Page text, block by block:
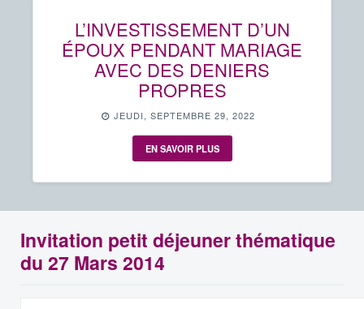
L’INVESTISSEMENT D’UN
ÉPOUX PENDANT MARIAGE
AVEC DES DENIERS
PROPRES
JEUDI, SEPTEMBRE 29, 2022
EN SAVOIR PLUS
Invitation petit déjeuner thématique
du 27 Mars 2014